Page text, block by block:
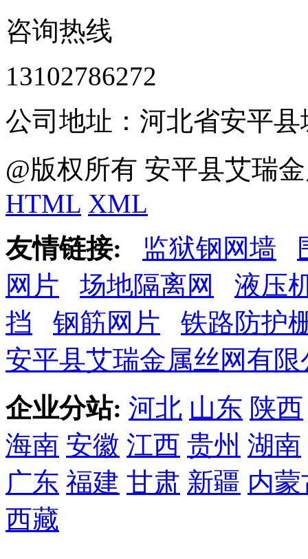
咨询热线
13102786272
公司地址：河北省安平
@版权所有 安平县艾瑞
HTML XML
友情链接:
监狱钢网墙
网片
场地隔离网
液压
挡
钢筋网片
铁路防护
安平县艾瑞金属丝网有限
企业分站: 河北 山东 陕西
海南 安徽 江西 贵州 湖南
广东 福建 甘肃 新疆 内蒙
西藏